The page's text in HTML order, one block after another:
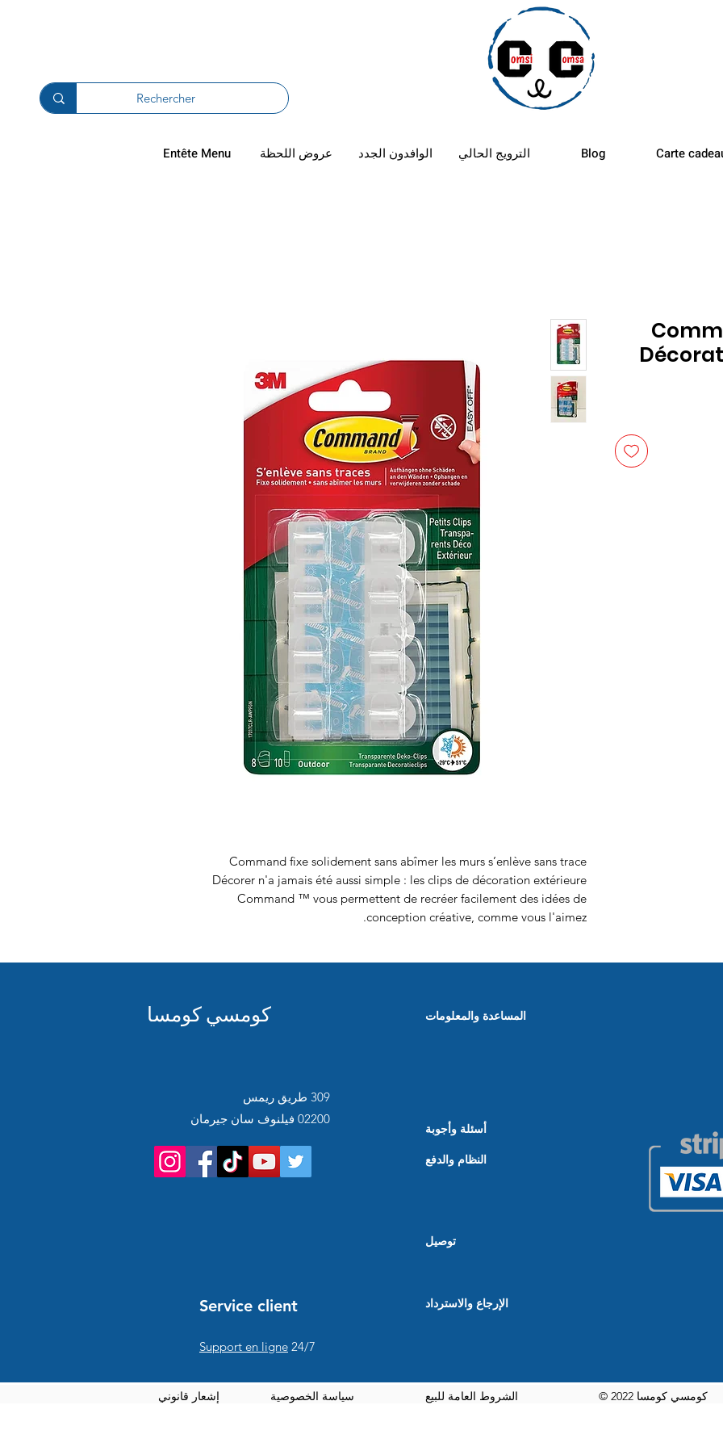
Entête Menu عروض اللحظة الوافدون الجدد الترويج الحالي Blog Carte
Command fixe solidement sans abîmer les murs s’enlève sans trace
Décorer n'a jamais été aussi simple : les clips de décoration extérieure
Command ™ vous permettent de recréer facilement des idées de
conception créative, comme vous l'aimez.
كومسي كومسا المساعدة والمعلومات
309 طريق ريمس
02200 فيلنوف سان جيرمان
أسئلة وأجوبة
النظام والدفع
توصيل
Service client الإرجاع والاسترداد
Support en ligne 24/7
إشعار قانوني سياسة الخصوصية الشروط العامة للبيع © 2022 كومسي كومسا